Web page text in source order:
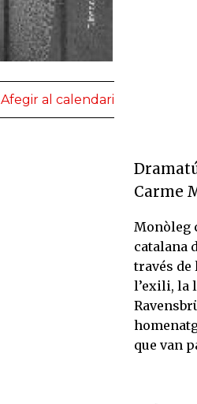
Afegir al calendari
Carme
Monòleg
catalana
través de
l’exili, la
que van